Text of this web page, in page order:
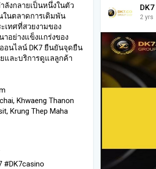
ลังกลายเป็นหนึ่งในตัว
ในตลาดการเดิมพัน
เทศที่สวยงามของ
อย่างแข็งแกร่งของ
อนไลน์ DK7 ยืนยันจุดยืน
และบริการดูแลลูกค้า
Khwaeng Thanon
Krung Thep Maha
#DK7casino
DK7
2 yrs